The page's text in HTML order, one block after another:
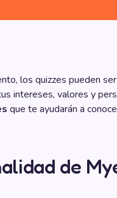
los quizzes pueden
intereses, valores y
que te ayudarán a
de